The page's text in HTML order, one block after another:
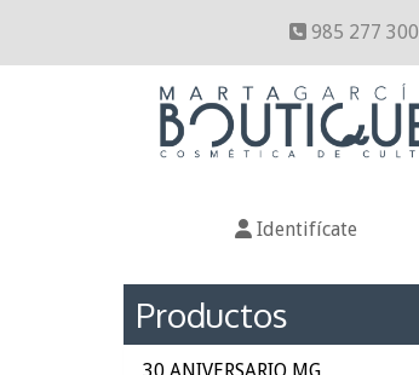
985 277 300
Identifícate
Productos